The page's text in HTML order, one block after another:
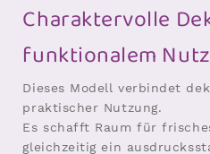
Charaktervolle
funktionalem
Dieses Modell verbindet
praktischer Nutzung.
Es schafft Raum für
gleichzeitig ein